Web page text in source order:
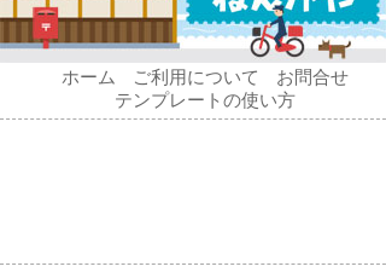
ホーム ご利用について
お問合せ
テンプレートの使い方